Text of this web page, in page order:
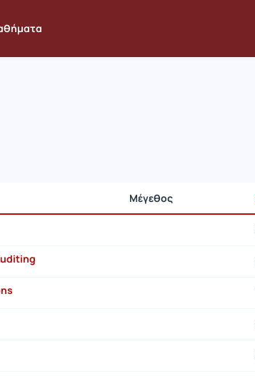
Έγγραφα
2719)
Μέγεθος